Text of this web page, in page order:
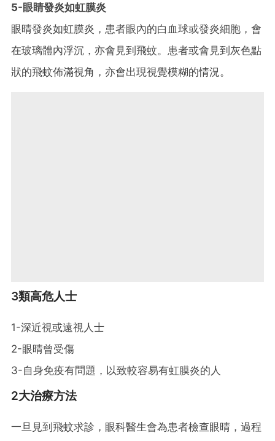
5-眼睛發炎如虹膜炎
眼晴發炎如虹膜炎，患者眼內的白血球或發炎細胞，會
在玻璃體內浮沉，亦會見到飛蚊。患者或會見到灰色點
狀的飛蚊佈滿視角，亦會出現視覺模糊的情況。
3類高危人士
1-深近視或遠視人士
2-眼晴曾受傷
3-自身免疫有問題，以致較容易有虹膜炎的人
2大治療方法
一旦見到飛蚊求診，眼科醫生會為患者檢查眼晴，過程